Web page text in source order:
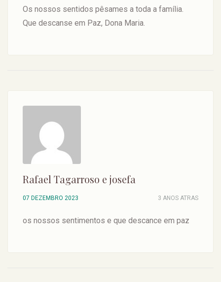
Os nossos sentidos pêsames a toda a família.
Que descanse em Paz, Dona Maria.
Rafael Tagarroso e josefa
07 DEZEMBRO 2023 3 ANOS ATRAS
os nossos sentimentos e que descance em paz